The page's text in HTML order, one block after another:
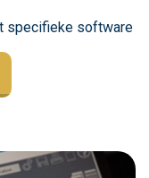
specifieke software